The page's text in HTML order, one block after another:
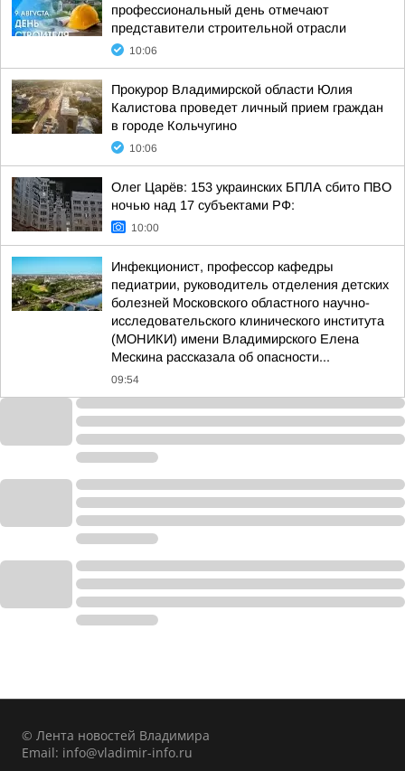
профессиональный день отмечают
представители строительной отрасли
10:06
Прокурор Владимирской области Юлия
Калистова проведет личный прием граждан
в городе Кольчугино
10:06
Олег Царёв: 153 украинских БПЛА сбито ПВО
ночью над 17 субъектами РФ:
10:00
Инфекционист, профессор кафедры
педиатрии, руководитель отделения детских
болезней Московского областного научно-
исследовательского клинического института
(МОНИКИ) имени Владимирского Елена
Мескина рассказала об опасности...
09:54
© Лента новостей Владимира
Email: info@vladimir-info.ru